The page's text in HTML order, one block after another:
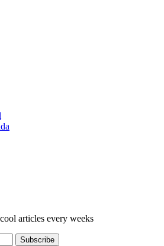
articles every weeks
Subscribe